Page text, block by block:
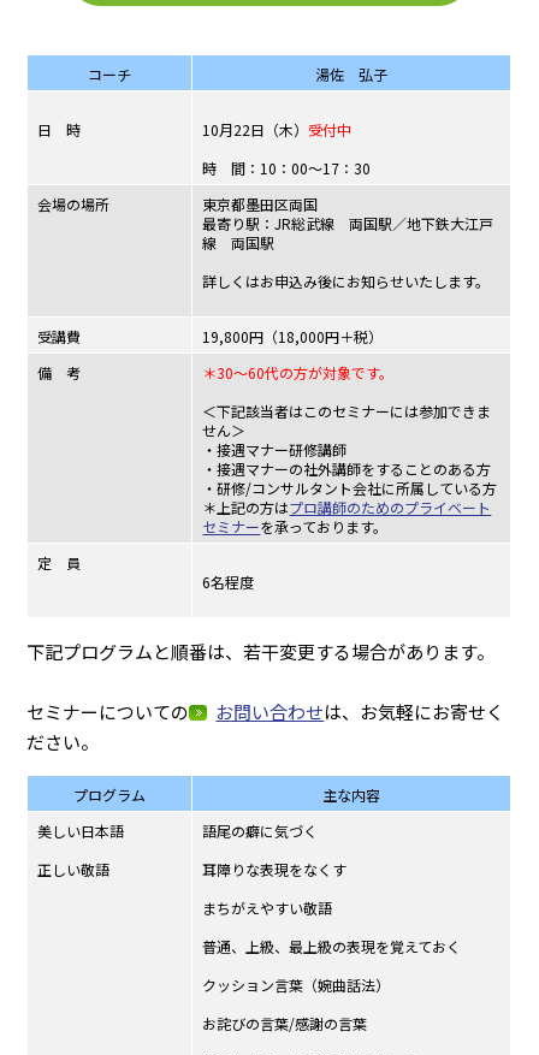
コーチ 湯佐 弘子
日 時 10月22日（木） 受付中
時 間：10：00～17：30
会場の場所
東京都墨田区両国
最寄り駅：JR総武線 両国駅／地下鉄大江戸
線 両国駅
詳しくはお申込み後にお知らせいたします。
受講費
19,800円（18,000円＋税）
備 考
＊30～60代の方が対象です。
＜下記該当者はこのセミナーには参加できま
せん＞
・接遇マナー研修講師
・接遇マナーの社外講師をすることのある方
・研修/コンサルタント会社に所属している方
＊上記の方はプロ講師のためのプライベート
セミナーを承っております。
定 員
6名程度
下記プログラムと順番は、若干変更する場合があります。
セミナーについての お問い合わせは、お気軽にお寄せく
ださい。
プログラム
主な内容
美しい日本語
正しい敬語
語尾の癖に気づく
耳障りな表現をなくす
まちがえやすい敬語
普通、上級、最上級の表現を覚えておく
クッション言葉（婉曲話法）
お詫びの言葉/感謝の言葉